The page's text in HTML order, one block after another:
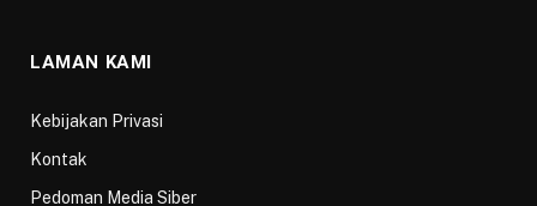
LAMAN KAMI
Kebijakan Privasi
Kontak
Pedoman Media Siber